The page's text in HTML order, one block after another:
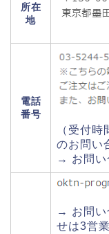
所在
地
電話
番号
（受付
のお問い
→ お問い
→ お問い
せは3営